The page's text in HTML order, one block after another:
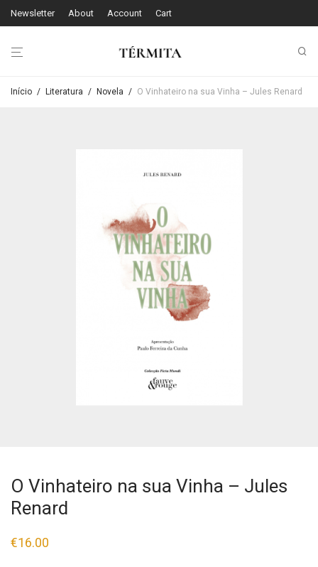
Newsletter About Account Cart
Início / Literatura / Novela / O Vinhateiro na sua Vinha – Jules Renard
O Vinhateiro na sua Vinha – Jules
Renard
€16.00